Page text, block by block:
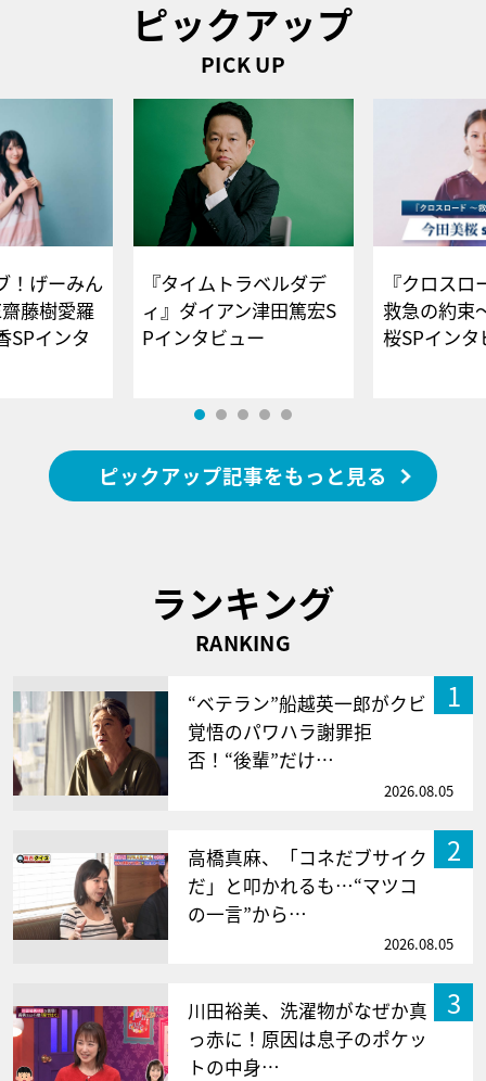
ピックアップ
PICK UP
！げーみん
藤樹愛羅
SPインタ
『タイムトラベルダデ
ィ』ダイアン津田篤宏S
Pインタビュー
『クロス
救急の約束
桜SPイ
ピックアップ記事をもっと見る
ランキング
RANKING
1
“ベテラン”船越英一郎がクビ
覚悟のパワハラ謝罪拒
否！“後輩”だけ…
2026.08.05
2
高橋真麻、「コネだブサイク
だ」と叩かれるも…“マツコ
の一言”から…
2026.08.05
3
川田裕美、洗濯物がなぜか真
っ赤に！原因は息子のポケッ
トの中身…